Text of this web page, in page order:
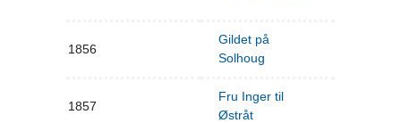
1856
Gildet på
Solhoug
1857
Fru Inger til
Østråt